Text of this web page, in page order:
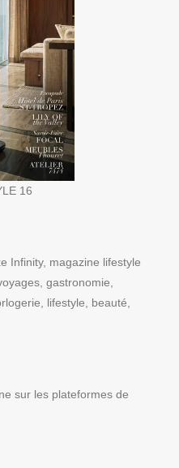
16
Infinity, magazine lifestyle
gastronomie,
lifestyle, beauté,
sur les plateformes de